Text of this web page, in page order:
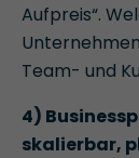
Aufpreis“.
Team- und
4)
skalierbar,